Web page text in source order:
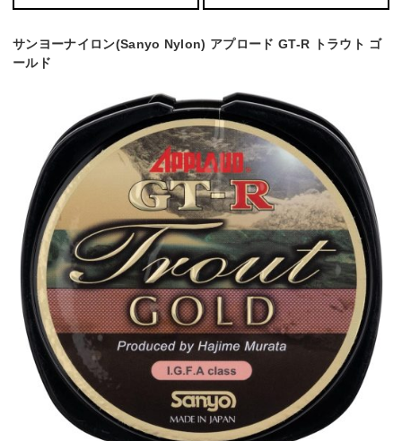
サンヨーナイロン(Sanyo Nylon) アプロード GT-R トラウト ゴ
ールド